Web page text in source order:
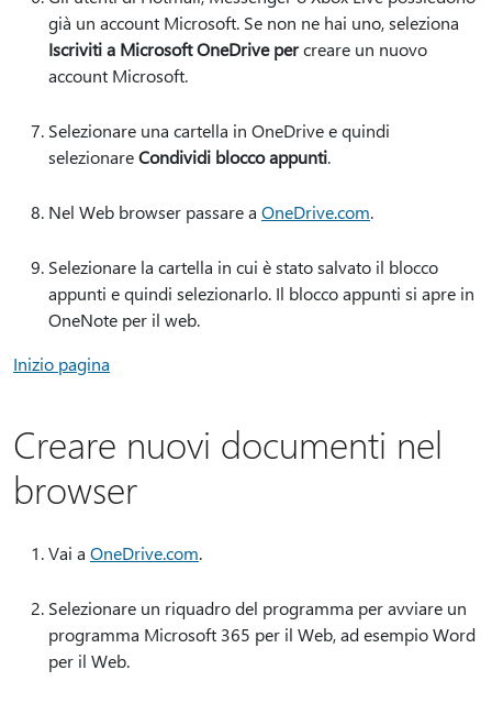
già un account Microsoft. Se non ne hai uno, seleziona
Iscriviti a Microsoft OneDrive percreare un nuovo
account Microsoft.
Selezionare una cartella in OneDrive e quindi
selezionareCondividi blocco appunti.
Nel Web browser passare a OneDrive.com.
Selezionare la cartella in cui è stato salvato il blocco
appunti e quindi selezionarlo. Il blocco appunti si apre in
OneNote per il web.
Inizio pagina
Creare nuovi documenti nel
browser
Vai a OneDrive.com.
Selezionare un riquadro del programma per avviare un
programma Microsoft 365 per il Web, ad esempio Word
per il Web.